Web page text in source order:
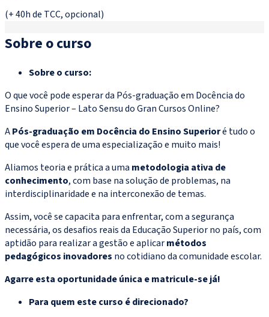
(+ 40h de TCC, opcional)
Sobre o curso
Sobre o curso:
O que você pode esperar da Pós-graduação em Docência do
Ensino Superior – Lato Sensu do Gran Cursos Online?
APós-graduação em Docência do Ensino Superioré tudo o
que você espera de uma especialização e muito mais!
Aliamos teoria e prática a uma metodologia ativa de
conhecimento, com base na solução de problemas, na
interdisciplinaridade e na interconexão de temas.
Assim, você se capacita para enfrentar, com a segurança
necessária, os desafios reais da Educação Superior no país, com
aptidão para realizar a gestão e aplicarmétodos
pedagógicos inovadores no cotidiano da comunidade escolar.
Agarre esta oportunidade única e matricule-se já!
Para quem este curso é direcionado?